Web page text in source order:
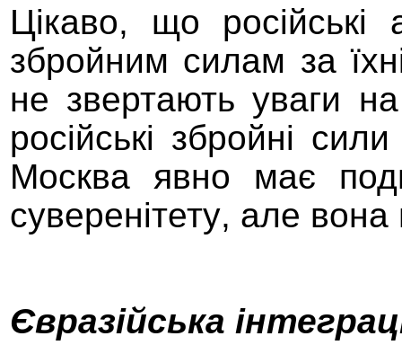
Цікаво, що р
збройним силам за
не звертають уваги
російські збройні
Москва явно має
суверенітету, але вона
Євразійська